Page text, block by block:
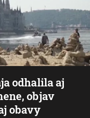
odhalila aj
objav
obavy